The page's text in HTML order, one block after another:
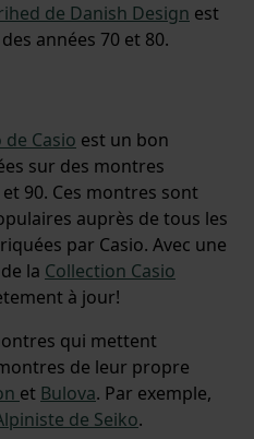
de Danish Design est
années 70 et 80.
Casio est un bon
sur des montres
90. Ces montres sont
auprès de tous les
par Casio. Avec une
la Collection Casio
à jour!
qui mettent
de leur propre
et Bulova. Par exemple,
de Seiko.